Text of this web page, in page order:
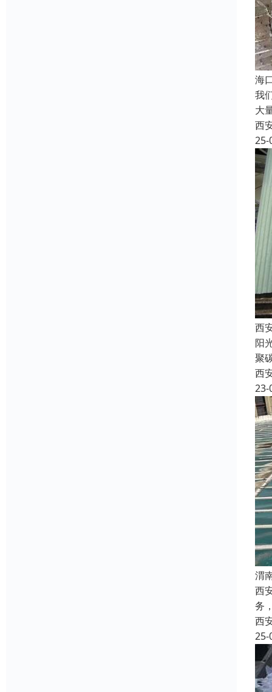
海
我
大
西
25-
西
阳
聚
西
23-
渭
西
务
西
25-